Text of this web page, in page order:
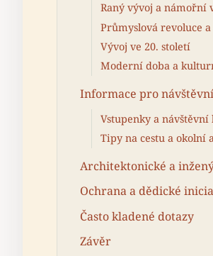
Raný vývoj a námořní
Průmyslová revoluce a
Vývoj ve 20. století
Moderní doba a
Informace pro
Vstupenky a
Tipy na cestu a okolní
Architektonické a
Ochrana a dědické
Často kladené dotazy
Závěr